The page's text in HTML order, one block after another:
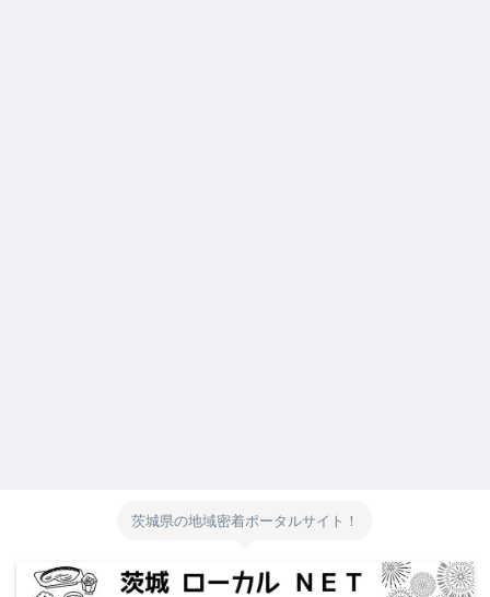
茨城県の地域密着ポータルサイト！